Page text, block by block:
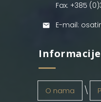
Fax: +385
E-mail:
Informacije
O nama